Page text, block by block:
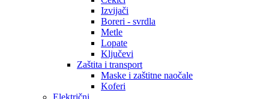
Izvijači
Boreri - svrdla
Metle
Lopate
Ključevi
Zaštita i transport
Maske i zaštitne naočale
Koferi
Električni